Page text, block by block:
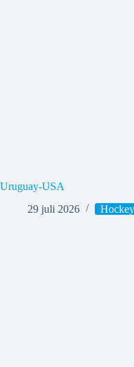
Uruguay-USA
29 juli 2026